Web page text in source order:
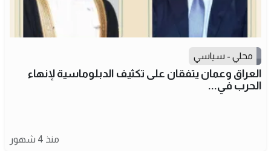
محلي - سياسي
العراق وعمان يتفقان على تكثيف الدبلوماسية لإنهاء
الحرب في...
منذ 4 شهور